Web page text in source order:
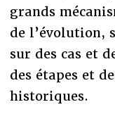
grands
de l’évolution,
sur des cas et
des étapes et
historiques.